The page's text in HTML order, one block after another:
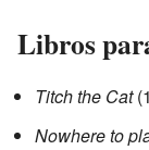
Libros
Titch the Cat
Nowhere to